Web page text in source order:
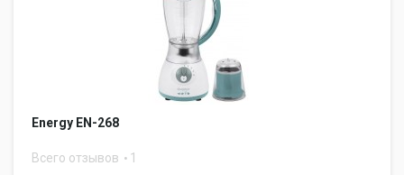
Energy EN-268
Всего отзывов 1